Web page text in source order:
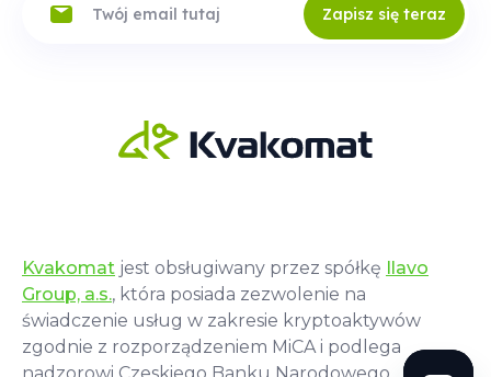
Zapisz się teraz
Kvakomat jest obsługiwany przez spółkę Ilavo
Group, a.s., która posiada zezwolenie na
świadczenie usług w zakresie kryptoaktywów
zgodnie z rozporządzeniem MiCA i podlega